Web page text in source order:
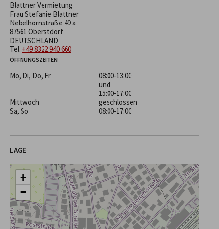
Blattner Vermietung
Frau Stefanie Blattner
Nebelhornstraße 49 a
87561 Oberstdorf
DEUTSCHLAND
Tel. +49 8322 940 660
ÖFFNUNGSZEITEN
Mo, Di, Do, Fr
08:00-13:00
und
15:00-17:00
Mittwoch
geschlossen
Sa, So
08:00-17:00
LAGE
+
−